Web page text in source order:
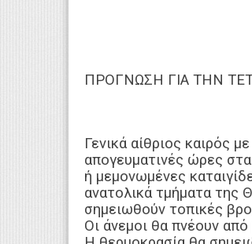
ΠΡΟΓΝΩΣΗ ΓΙΑ ΤΗΝ
Γενικά αίθριος καιρός
απογευματινές ώρες
ή μεμονωμένες
ανατολικά τμήματα της
σημειωθούν τοπικές
Οι άνεμοι θα πνέουν